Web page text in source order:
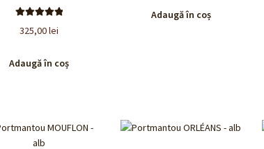
5.00
325,00lei
Adaugă în coș
Adaugă în coș